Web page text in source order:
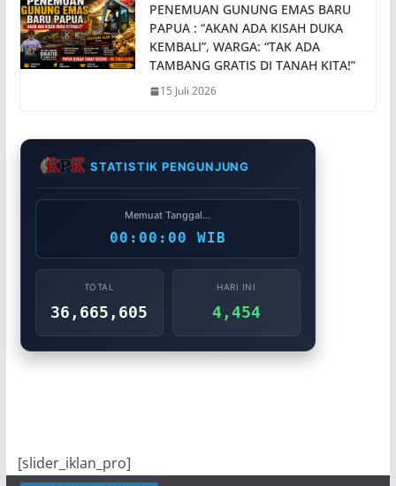
PENEMUAN GUNUNG EMAS BARU
PAPUA : “AKAN ADA KISAH DUKA
KEMBALI”, WARGA: “TAK ADA
TAMBANG GRATIS DI TANAH KITA!”
15 Juli 2026
STATISTIK PENGUNJUNG
Memuat Tanggal...
00:00:00 WIB
TOTAL
36,665,605
HARI INI
4,454
[slider_iklan_pro]